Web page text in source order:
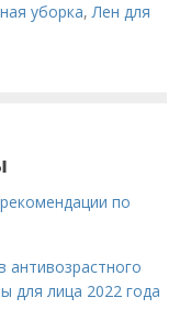
уборка,Лен для
по
антивозрастного
для лица 2022 года